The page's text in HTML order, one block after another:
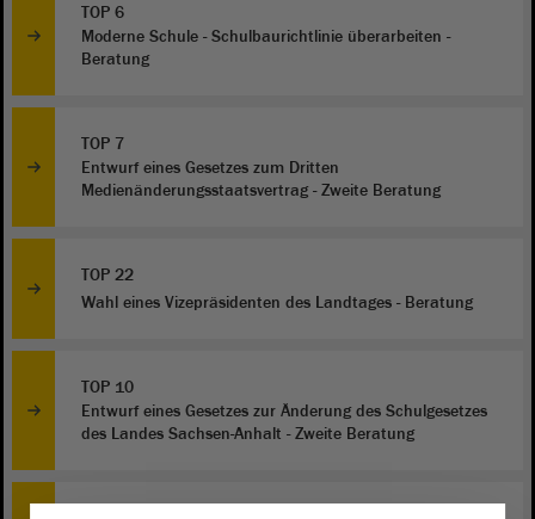
TOP 6
Moderne Schule - Schulbaurichtlinie überarbeiten -
Beratung
TOP 7
Entwurf eines Gesetzes zum Dritten
Medienänderungsstaatsvertrag - Zweite Beratung
TOP 22
Wahl eines Vizepräsidenten des Landtages - Beratung
TOP 10
Entwurf eines Gesetzes zur Änderung des Schulgesetzes
des Landes Sachsen-Anhalt - Zweite Beratung